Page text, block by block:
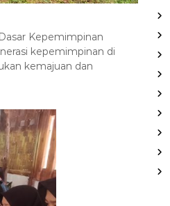
Kepemimpinan
kepemimpinan di
kemajuan dan